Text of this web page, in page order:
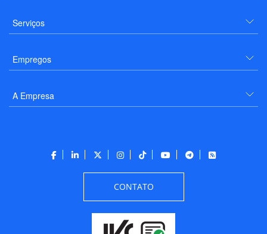
Serviços
Empregos
A Empresa
CONTATO